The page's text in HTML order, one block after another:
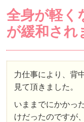
全身が軽く
が緩和され
力仕事により、背
見て頂きました。
いままでにかかっ
けだったのですが